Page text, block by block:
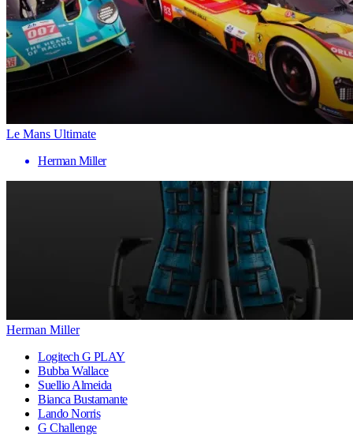
Le Mans Ultimate
Herman Miller
Herman Miller
Logitech G PLAY
Bubba Wallace
Suellio Almeida
Bianca Bustamante
Lando Norris
G Challenge